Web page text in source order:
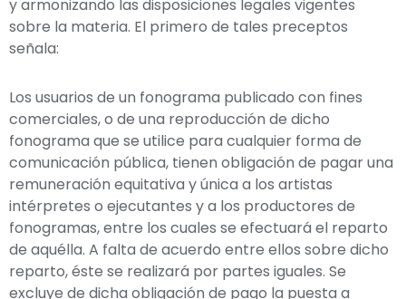
y armonizando las disposiciones legales vigentes
sobre la materia. El primero de tales preceptos
señala:
Los usuarios de un fonograma publicado con fines
comerciales, o de una reproducción de dicho
fonograma que se utilice para cualquier forma de
comunicación pública, tienen obligación de pagar una
remuneración equitativa y única a los artistas
intérpretes o ejecutantes y a los productores de
fonogramas, entre los cuales se efectuará el reparto
de aquélla. A falta de acuerdo entre ellos sobre dicho
reparto, éste se realizará por partes iguales. Se
excluye de dicha obligación de pago la puesta a